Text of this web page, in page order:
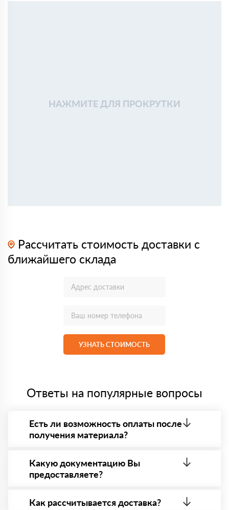
НАЖМИТЕ ДЛЯ ПРОКРУТКИ
Рассчитать стоимость доставки с
ближайшего склада
УЗНАТЬ СТОИМОСТЬ
Ответы на популярные вопросы
Есть ли возможность оплаты после
получения материала?
- оплата по факту получения товара. При этом,
если доставленный товар был ненадлежащего
качества, то Вы в праве от него отказаться.
Какую документацию Вы
предоставляете?
все сертификаты и паспорта качества, а также
Как рассчитывается доставка?